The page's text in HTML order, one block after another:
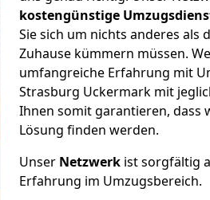
kostengünstige
Sie sich um nichts anderes als
Zuhause kümmern müssen.
umfangreiche Erfahrung mit
Strasburg Uckermark mit
Ihnen somit garantieren, dass
Lösung finden werden.
Unser Netzwerk ist sorgfältig
Erfahrung im Umzugsbereich.